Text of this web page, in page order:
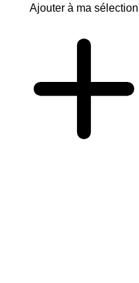
Ajouter à ma sélection